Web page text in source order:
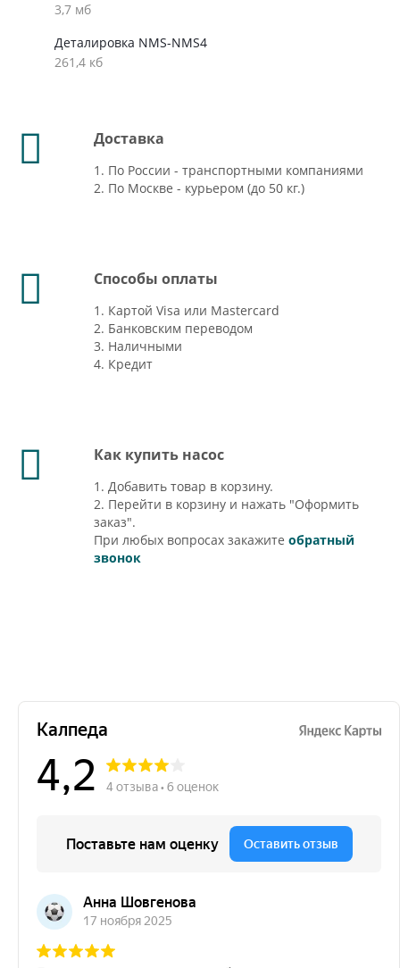
3,7 мб
Деталировка NMS-NMS4
261,4 кб
Доставка
1. По России - транспортными компаниями
2. По Москве - курьером (до 50 кг.)
Способы оплаты
1. Картой Visa или Mastercard
2. Банковским переводом
3. Наличными
4. Кредит
Как купить насос
1. Добавить товар в корзину.
2. Перейти в корзину и нажать "Оформить
заказ".
При любых вопросах закажите обратный
звонок